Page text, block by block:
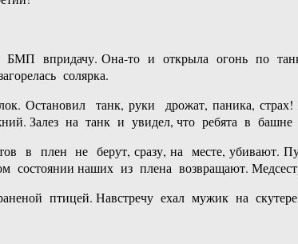
впридачу. Она-то и открыла огонь по
солярка.
танк, руки дрожат, паника, страх!
Залез на танк и увидел, что ребята в башне
в плен не берут, сразу, на месте, убивают.
состоянии наших из плена возвращают.
птицей. Навстречу ехал мужик на